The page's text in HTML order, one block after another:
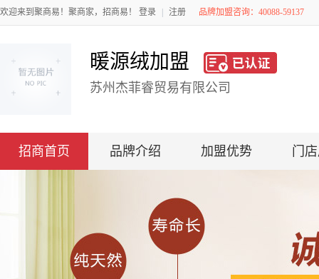
欢迎来到聚商易！聚商家，招商易！ 登录 注册 品牌加盟咨询：40088-59137
暖源绒加盟
苏州杰菲睿贸易有限公司
招商首页 品牌介绍 加盟优势 门